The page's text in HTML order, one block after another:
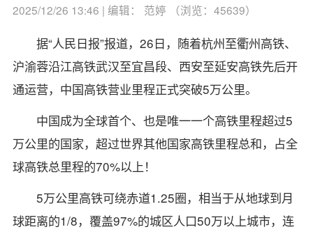
2025/12/26 13:46 | 编辑： 范婷 （浏览：45639）
据“人民日报”报道，26日，随着杭州至衢州高铁、
沪渝蓉沿江高铁武汉至宜昌段、西安至延安高铁先后开
通运营，中国高铁营业里程正式突破5万公里。
中国成为全球首个、也是唯一一个高铁里程超过5
万公里的国家，超过世界其他国家高铁里程总和，占全
球高铁总里程的70%以上！
5万公里高铁可绕赤道1.25圈，相当于从地球到月
球距离的1/8，覆盖97%的城区人口50万以上城市，连